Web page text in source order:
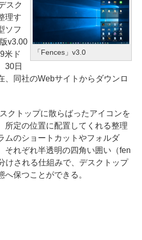
「Fences」v3.0
スク
理す
ソフ
v3.00
米ド
30日
、同社のWebサイトからダウンロ
クトップに散らばったアイコンを
所定の位置に配置してくれる整理
ムのショートカットやフォルダ
それぞれ半透明の四角い囲い（fen
けされる仕組みで、デスクトップ
へ保つことができる。